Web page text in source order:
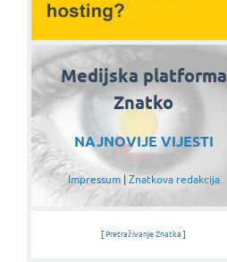
Medijska platforma
Znatko
NAJNOVIJE VIJESTI
Impressum| Znatkova redakcija
[ Pretraživanje Znatka ]